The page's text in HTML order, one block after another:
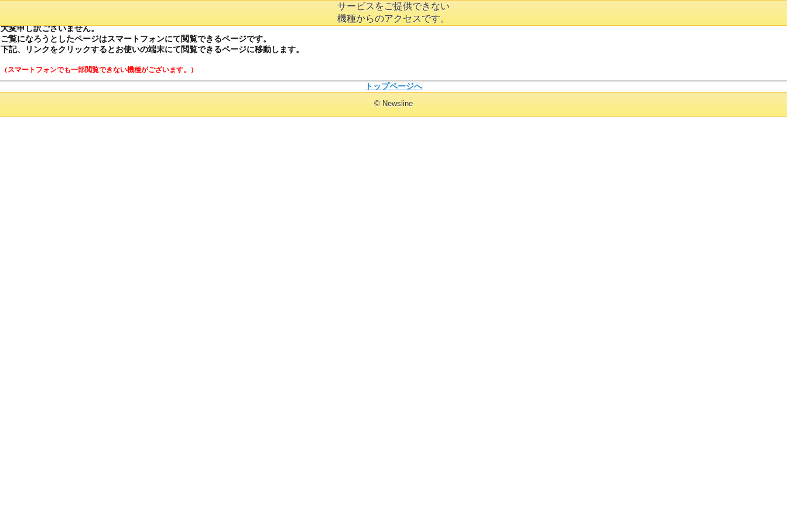
サービスをご提供できない
機種からのアクセスです。
大変申し訳ございません。
ご覧になろうとしたページはスマートフォンにて閲覧できるページです。
下記、リンクをクリックするとお使いの端末にて閲覧できるページに移動します。
（スマートフォンでも一部閲覧できない機種がございます。）
トップページへ
© Newsline